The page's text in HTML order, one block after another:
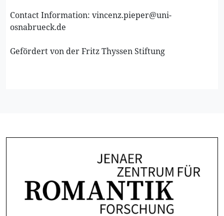
Contact Information: vincenz.pieper@uni-
osnabrueck.de
Gefördert von der Fritz Thyssen Stiftung